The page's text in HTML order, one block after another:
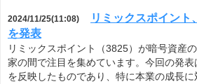
2024/11/25(11:08)
リミックスポイント
を発表
リミックスポイント（3825）が暗号資産
家の間で注目を集めています。今回の発
を反映したものであり、特に本業の成長